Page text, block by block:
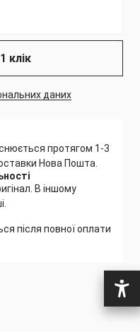
клік
даних
протягом 1-3
Нова Пошта.
В іншому
після повної оплати